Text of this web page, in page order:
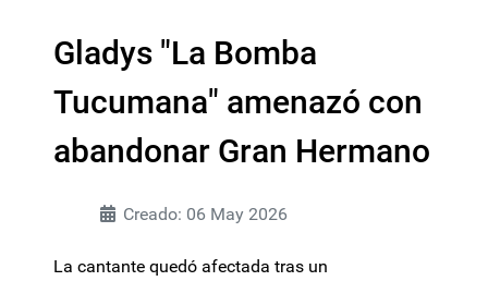
Gladys "La Bomba
Tucumana" amenazó con
abandonar Gran Hermano
Creado: 06 May 2026
La cantante quedó afectada tras un